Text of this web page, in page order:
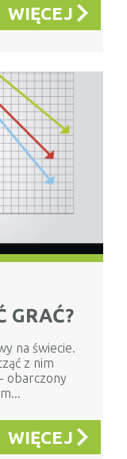
WIĘCEJ
GRAĆ?
na świecie.
z nim
obarczony
WIĘCEJ